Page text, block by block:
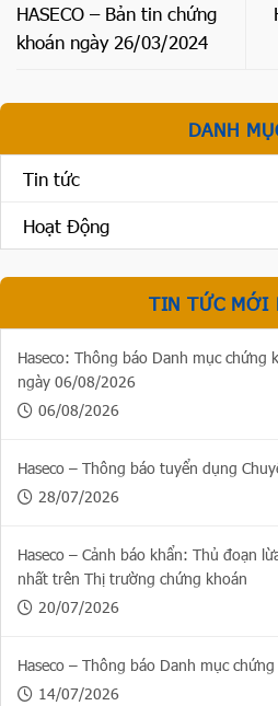
HASECO – Bản tin chứng
khoán ngày 26/03/2024
DANH
Tin tức
Hoạt Động
TIN TỨC MỚI
Haseco: Thông báo Danh mục chứng
ngày 06/08/2026
06/08/2026
Haseco – Thông báo tuyển dụng
28/07/2026
Haseco – Cảnh báo khẩn: Thủ đoạn
nhất trên Thị trường chứng khoán
20/07/2026
Haseco – Thông báo Danh mục
14/07/2026